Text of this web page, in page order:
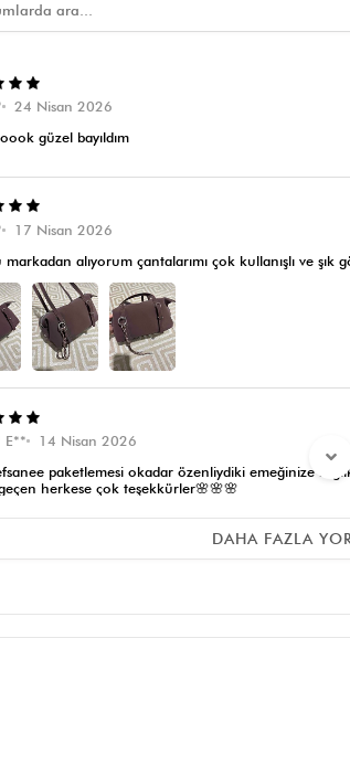
24 Nisan 2026
güzel bayıldım
17 Nisan 2026
markadan alıyorum çantalarımı çok kullanışlı ve şık
E**
14 Nisan 2026
paketlemesi okadar özenliydiki emeğinize
herkese çok teşekkürler🌸🌸🌸
herkes nerden aldı diye sordu kalitelide sapları bir
DAHA FAZLA